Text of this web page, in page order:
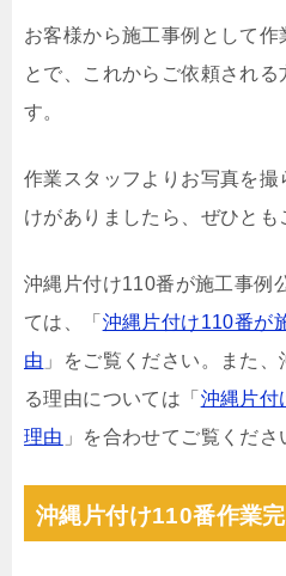
お客様から施工事例として作
とで、これからご依頼される
す。
作業スタッフよりお写真を
けがありましたら、ぜひとも
沖縄片付け110番が施工事例
ては、「 沖縄片付け110番が
由 」をご覧ください。また
る理由については「 沖縄片付
理由 」を合わせてご覧くださ
沖縄片付け110番作業